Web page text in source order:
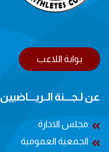
بوابة اللاعب
عن لـجــــنة الــريــــاضيين
مجلس الادارة
الجمعية العمومية